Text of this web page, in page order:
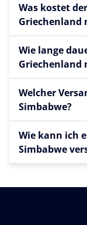
Was kostet
Griechenland
Wie lange
Griechenland
Welcher
Simbabwe?
Wie kann ich
Simbabwe